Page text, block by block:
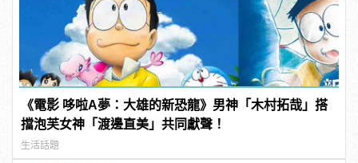
《電影 哆啦A夢：大雄的新恐龍》男神「木村拓哉」搭
擋泡芙女神「渡邊直美」共同獻聲！
生活話題